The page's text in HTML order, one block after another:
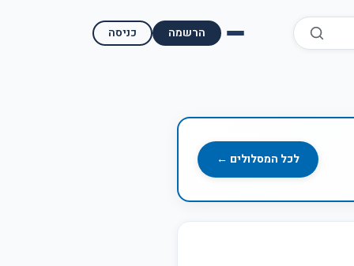
כניסה הרשמה
מאמרים ומדריכים
תשואות היסטוריות
לכל המסלולים ←